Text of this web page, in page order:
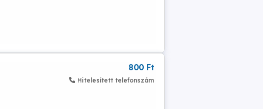
800 Ft
Hitelesített telefonszám